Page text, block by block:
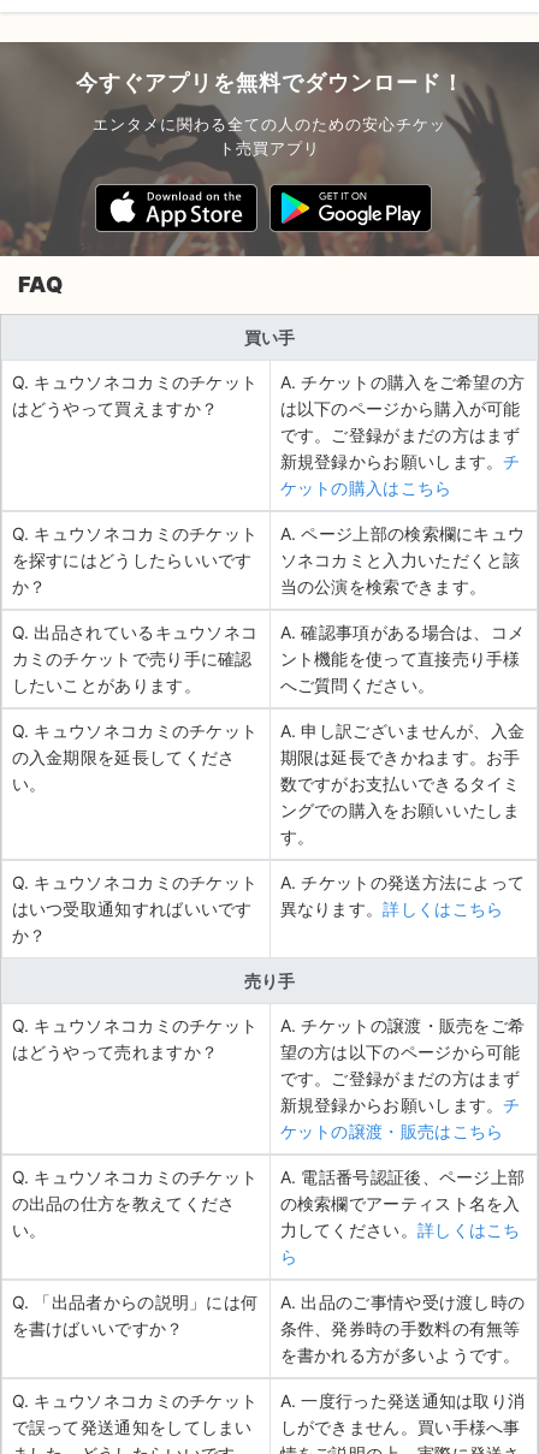
今すぐアプリを無料でダウンロード！
エンタメに関わる全ての人のための安心チケッ
ト売買アプリ
FAQ
買い手
Q. キュウソネコカミのチケット
はどうやって買えますか？
A. チケットの購入をご希望の方
は以下のページから購入が可能
です。ご登録がまだの方はまず
新規登録からお願いします。チ
ケットの購入はこちら
Q. キュウソネコカミのチケット
を探すにはどうしたらいいです
か？
A. ページ上部の検索欄にキュウ
ソネコカミと入力いただくと該
当の公演を検索できます。
Q. 出品されているキュウソネコ
カミのチケットで売り手に確認
したいことがあります。
A. 確認事項がある場合は、コメ
ント機能を使って直接売り手様
へご質問ください。
Q. キュウソネコカミのチケット
の入金期限を延長してくださ
い。
A. 申し訳ございませんが、入金
期限は延長できかねます。お手
数ですがお支払いできるタイミ
ングでの購入をお願いいたしま
す。
Q. キュウソネコカミのチケット
はいつ受取通知すればいいです
か？
A. チケットの発送方法によって
異なります。詳しくはこちら
売り手
Q. キュウソネコカミのチケット
はどうやって売れますか？
A. チケットの譲渡・販売をご希
望の方は以下のページから可能
です。ご登録がまだの方はまず
新規登録からお願いします。チ
ケットの譲渡・販売はこちら
Q. キュウソネコカミのチケット
の出品の仕方を教えてくださ
い。
A. 電話番号認証後、ページ上部
の検索欄でアーティスト名を入
力してください。 詳しくはこち
ら
Q. 「出品者からの説明」には何
を書けばいいですか？
A. 出品のご事情や受け渡し時の
条件、発券時の手数料の有無等
を書かれる方が多いようです。
Q. キュウソネコカミのチケット
で誤って発送通知をしてしまい
A. 一度行った発送通知は取り消
しができません。買い手様へ事